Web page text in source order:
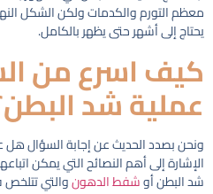
معظم التورم والكدمات ولكن الشكل
يحتاج إلى أشهر حتى يظهر بالكامل.
كيف اسرع من
عملية شد
ونحن بصدد الحديث عن إجابة السؤال هل
الإشارة إلى أهم النصائح التي يمكن
شد البطن أوشفط الدهونوالتي تتلخص